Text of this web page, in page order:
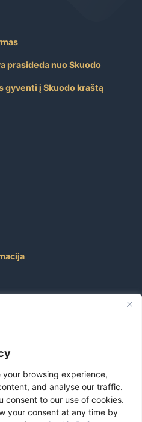
your browsing experience,
and analyse our traffic.
consent to our use of cookies.
your consent at any time by
prasideda nuo Skuodo
gyventi į Skuodo kraštą